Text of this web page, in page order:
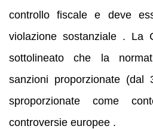
controllo fiscale e deve
violazione sostanziale . La
sottolineato che la
sanzioni proporzionate
sproporzionate come
controversie europee .